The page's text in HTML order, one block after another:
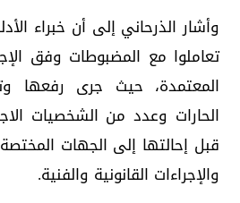
وأشار الذرحاني إلى أن خبراء
تعاملوا مع المضبوطات وفق
المعتمدة، حيث جرى رفعها
الحارات وعدد من الشخصيات
قبل إحالتها إلى الجهات
والإجراءات القانونية والفنية.